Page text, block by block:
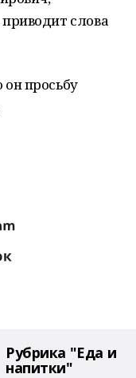
слова
он просьбу
Рубрика "Еда и
напитки"